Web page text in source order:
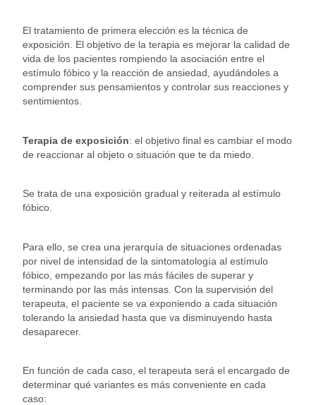
El tratamiento de primera elección es la técnica de
exposición. El objetivo de la terapia es mejorar la calidad de
vida de los pacientes rompiendo la asociación entre el
estímulo fóbico y la reacción de ansiedad, ayudándoles a
comprender sus pensamientos y controlar sus reacciones y
sentimientos.
Terapia de exposición: el objetivo final es cambiar el modo
de reaccionar al objeto o situación que te da miedo.
Se trata de una exposición gradual y reiterada al estímulo
fóbico.
Para ello, se crea una jerarquía de situaciones ordenadas
por nivel de intensidad de la sintomatología al estímulo
fóbico, empezando por las más fáciles de superar y
terminando por las más intensas. Con la supervisión del
terapeuta, el paciente se va exponiendo a cada situación
tolerando la ansiedad hasta que va disminuyendo hasta
desaparecer.
En función de cada caso, el terapeuta será el encargado de
determinar qué variantes es más conveniente en cada
caso: